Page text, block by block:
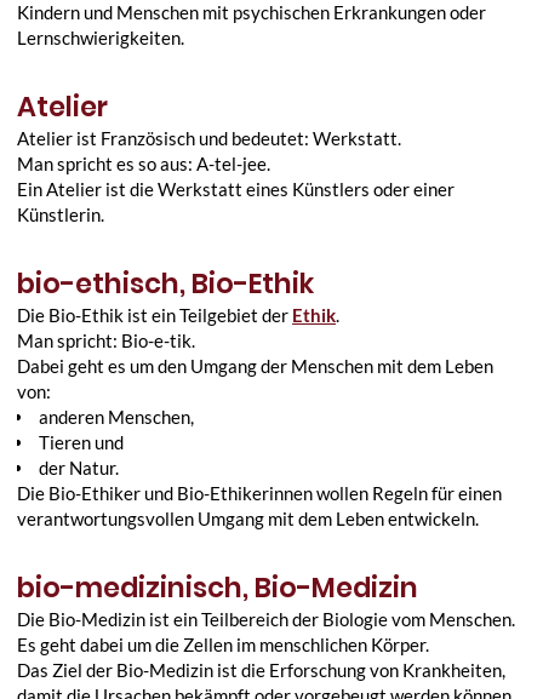
Kindern und Menschen mit psychischen Erkrankungen oder
Lernschwierigkeiten.
Atelier
Atelier ist Französisch und bedeutet: Werkstatt.
Man spricht es so aus: A-tel-jee.
Ein Atelier ist die Werkstatt eines Künstlers oder einer
Künstlerin.
bio-ethisch, Bio-Ethik
Die Bio-Ethik ist ein Teilgebiet der Ethik.
Man spricht: Bio-e-tik.
Dabei geht es um den Umgang der Menschen mit dem Leben
von:
anderen Menschen,
Tieren und
der Natur.
Die Bio-Ethiker und Bio-Ethikerinnen wollen Regeln für einen
verantwortungsvollen Umgang mit dem Leben entwickeln.
bio-medizinisch, Bio-Medizin
Die Bio-Medizin ist ein Teilbereich der Biologie vom Menschen.
Es geht dabei um die Zellen im menschlichen Körper.
Das Ziel der Bio-Medizin ist die Erforschung von Krankheiten,